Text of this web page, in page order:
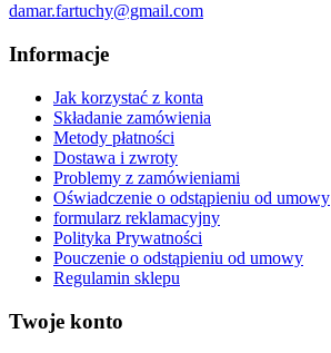
damar.fartuchy@gmail.com
Informacje
Jak korzystać z konta
Składanie zamówienia
Metody płatności
Dostawa i zwroty
Problemy z zamówieniami
Oświadczenie o odstąpieniu od umowy
formularz reklamacyjny
Polityka Prywatności
Pouczenie o odstąpieniu od umowy
Regulamin sklepu
Twoje konto